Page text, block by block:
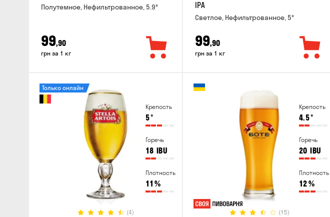
Полутемное, Нефильтрованное, 5.9°
99,90
грн за 1 кг
IPA
Светлое, Нефильтрованное, 5°
99,90
грн за 1 кг
Крепость
5°
Горечь
18 IBU
Плотность
11 %
(4)
Только онлайн
Крепость
4.5°
Горечь
20 IBU
Плотность
12%
(15)